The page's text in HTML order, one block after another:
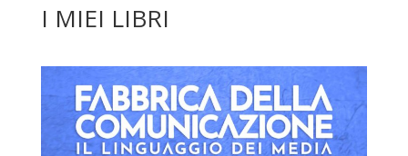
I MIEI LIBRI